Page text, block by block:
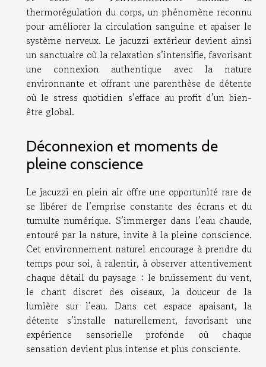
thermorégulation du corps, un phénomène reconnu
pour améliorer la circulation sanguine et apaiser le
système nerveux. Le jacuzzi extérieur devient ainsi
un sanctuaire où la relaxation s’intensifie, favorisant
une connexion authentique avec la nature
environnante et offrant une parenthèse de détente
où le stress quotidien s’efface au profit d’un bien-
être global.
Déconnexion et moments de
pleine conscience
Le jacuzzi en plein air offre une opportunité rare de
se libérer de l’emprise constante des écrans et du
tumulte numérique. S’immerger dans l’eau chaude,
entouré par la nature, invite à la pleine conscience.
Cet environnement naturel encourage à prendre du
temps pour soi, à ralentir, à observer attentivement
chaque détail du paysage : le bruissement du vent,
le chant discret des oiseaux, la douceur de la
lumière sur l’eau. Dans cet espace apaisant, la
détente s’installe naturellement, favorisant une
expérience sensorielle profonde où chaque
sensation devient plus intense et plus consciente.